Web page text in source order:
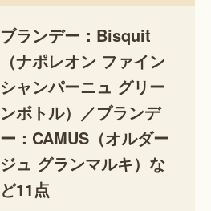
ブランデー：Bisquit
（ナポレオン ファイン
シャンパーニュ グリー
ンボトル）／ブランデ
ー：CAMUS（オルダー
ジュ グランマルキ）な
ど11点